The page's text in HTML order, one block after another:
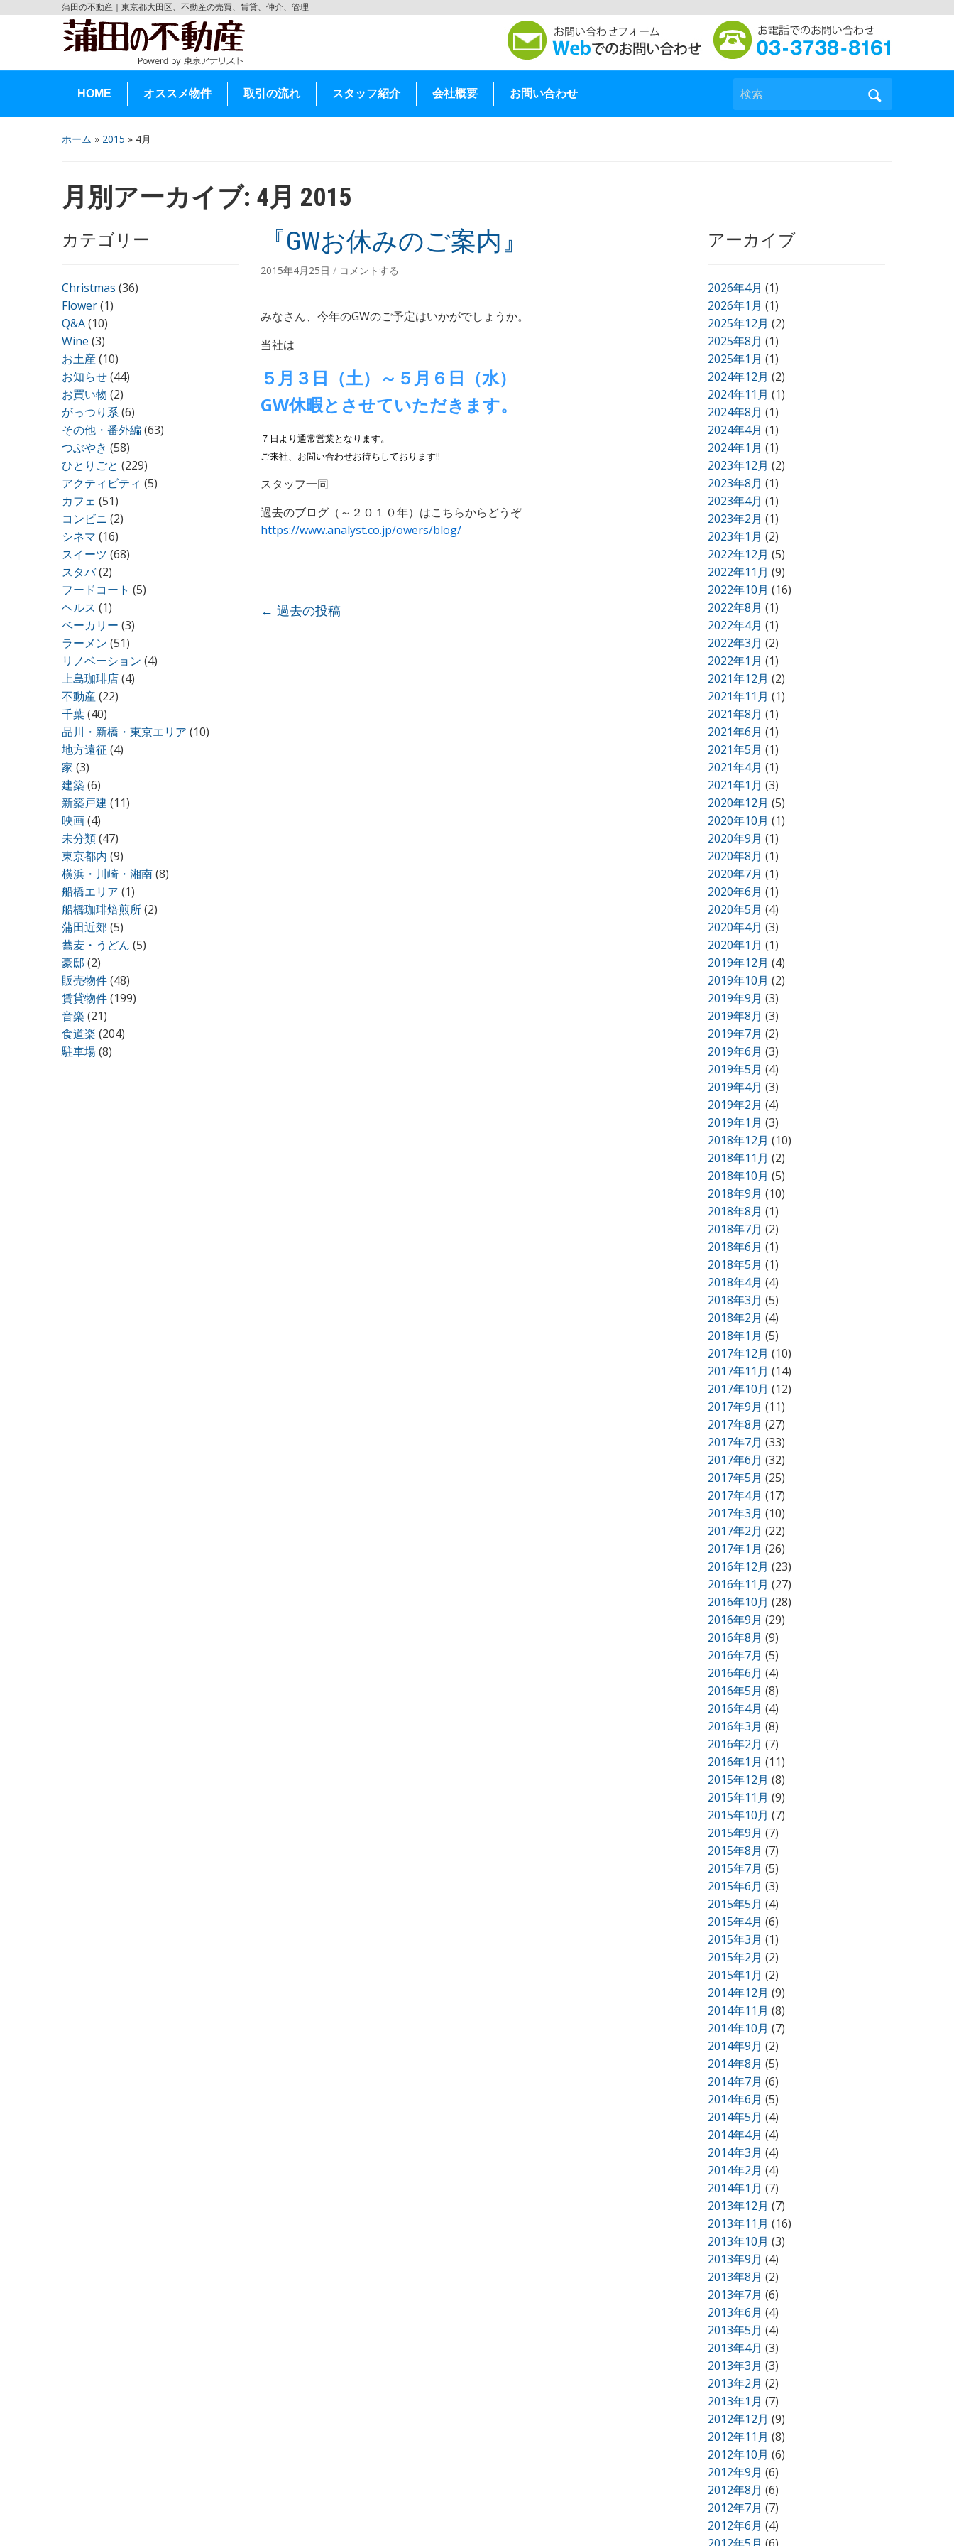
蒲田の不動産｜東京都大田区、不動産の売買、賃貸、仲介、管理
HOME オススメ物件 取引の流れ スタッフ紹介 会社概要 お問い合わせ 検索
ホーム » 2015 » 4月
月別アーカイブ: 4月 2015
カテゴリー
Christmas (36)
Flower(1)
Q&A(10)
Wine (3)
お土産(10)
お知らせ(44)
お買い物 (2)
がっつり系(6)
その他・番外編(63)
つぶやき (58)
ひとりごと (229)
アクティビティ (5)
カフェ (51)
コンビニ (2)
シネマ (16)
スイーツ (68)
スタバ(2)
フードコート (5)
ヘルス (1)
ベーカリー (3)
ラーメン (51)
リノベーション (4)
上島珈琲店(4)
不動産(22)
千葉(40)
品川・新橋・東京エリア (10)
地方遠征 (4)
家 (3)
建築(6)
新築戸建 (11)
映画(4)
未分類(47)
東京都内 (9)
横浜・川崎・湘南(8)
船橋エリア (1)
船橋珈琲焙煎所(2)
蒲田近郊 (5)
蕎麦・うどん (5)
豪邸 (2)
販売物件(48)
賃貸物件(199)
音楽 (21)
食道楽 (204)
駐車場(8)
『GWお休みのご案内』
2015年4月25日 / コメントする
みなさん、今年のGWのご予定はいかがでしょうか。
当社は
５月３日（土）～５月６日（水）
GW休暇とさせていただきます。
７日より通常営業となります。
ご来社、お問い合わせお待ちしております!!
スタッフ一同
過去のブログ（～２０１０年）はこちらからどうぞ
https://www.analyst.co.jp/owers/blog/
投稿ナビゲーション
← 過去の投稿
アーカイブ
2026年4月 (1)
2026年1月 (1)
2025年12月 (2)
2025年8月 (1)
2025年1月 (1)
2024年12月 (2)
2024年11月 (1)
2024年8月 (1)
2024年4月 (1)
2024年1月 (1)
2023年12月 (2)
2023年8月 (1)
2023年4月 (1)
2023年2月 (1)
2023年1月 (2)
2022年12月 (5)
2022年11月 (9)
2022年10月 (16)
2022年8月 (1)
2022年4月 (1)
2022年3月 (2)
2022年1月 (1)
2021年12月 (2)
2021年11月 (1)
2021年8月 (1)
2021年6月 (1)
2021年5月 (1)
2021年4月 (1)
2021年1月 (3)
2020年12月 (5)
2020年10月 (1)
2020年9月 (1)
2020年8月 (1)
2020年7月 (1)
2020年6月 (1)
2020年5月 (4)
2020年4月 (3)
2020年1月 (1)
2019年12月 (4)
2019年10月 (2)
2019年9月 (3)
2019年8月 (3)
2019年7月 (2)
2019年6月 (3)
2019年5月 (4)
2019年4月 (3)
2019年2月 (4)
2019年1月 (3)
2018年12月 (10)
2018年11月 (2)
2018年10月 (5)
2018年9月 (10)
2018年8月 (1)
2018年7月 (2)
2018年6月 (1)
2018年5月 (1)
2018年4月 (4)
2018年3月 (5)
2018年2月 (4)
2018年1月 (5)
2017年12月 (10)
2017年11月 (14)
2017年10月 (12)
2017年9月 (11)
2017年8月 (27)
2017年7月 (33)
2017年6月 (32)
2017年5月 (25)
2017年4月 (17)
2017年3月 (10)
2017年2月 (22)
2017年1月 (26)
2016年12月 (23)
2016年11月 (27)
2016年10月 (28)
2016年9月 (29)
2016年8月 (9)
2016年7月 (5)
2016年6月 (4)
2016年5月 (8)
2016年4月 (4)
2016年3月 (8)
2016年2月 (7)
2016年1月 (11)
2015年12月 (8)
2015年11月 (9)
2015年10月 (7)
2015年9月 (7)
2015年8月 (7)
2015年7月 (5)
2015年6月 (3)
2015年5月 (4)
2015年4月 (6)
2015年3月 (1)
2015年2月 (2)
2015年1月 (2)
2014年12月 (9)
2014年11月 (8)
2014年10月 (7)
2014年9月 (2)
2014年8月 (5)
2014年7月 (6)
2014年6月 (5)
2014年5月 (4)
2014年4月 (4)
2014年3月 (4)
2014年2月 (4)
2014年1月 (7)
2013年12月 (7)
2013年11月 (16)
2013年10月 (3)
2013年9月 (4)
2013年8月 (2)
2013年7月 (6)
2013年6月 (4)
2013年5月 (4)
2013年4月 (3)
2013年3月 (3)
2013年2月 (2)
2013年1月 (7)
2012年12月 (9)
2012年11月 (8)
2012年10月 (6)
2012年9月 (6)
2012年8月 (6)
2012年7月 (7)
2012年6月 (4)